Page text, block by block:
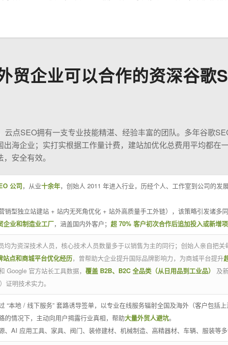
贸企业可以合作的资深谷歌
点SEO拥有一支专业技能精湛、经验丰富的团队。多年谷歌
海企业；实打实根据工作量计费，建站加优化总费用平均都
安全有效。
公司，从业十余年，创始人 2011 年进入行业，历经个人、工作室到公司的
营销型独立站建站 + 站内无死角优化 + 站外高质量手工外链），该策略引发诸多
企业和制造业工厂，涵盖国内外客户； 超 70% 客户初次合作后追加投入或新增
均为资深技术人员，核心技术人员数量多于以销售为主的同行；创始人亲自把关
站点和商城平台优化经历，曾帮助大企业提升国际品牌影响力，为商城平台提升
Google 官方站长工具数据， 覆盖 B2B、B2C 全品类（从日用品到工业品）
及
证明技术实力。
“本地 / 线下服务” 套路诱导签单，以专业在线服务辐射全国及海外（客户包括
的情况下，主动向用户揭露行业真相，帮助大量外贸人避坑。
、AI 应用工具、家具、阀门、装修建材、机械制造、高精器材、车辆、服装等多